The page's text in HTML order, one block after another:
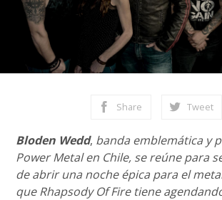
Share Tweet
Bloden Wedd, banda emblemática y
Power Metal en Chile, se reúne para
de abrir una noche épica para el
que Rhapsody Of Fire tiene